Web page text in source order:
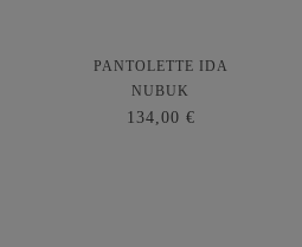
PANTOLETTE IDA
NUBUK
134,00 €